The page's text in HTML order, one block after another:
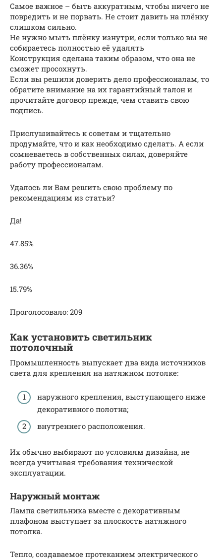
Самое важное – быть аккуратным, чтобы ничего не
повредить и не порвать. Не стоит давить на плёнку
слишком сильно.
Не нужно мыть плёнку изнутри, если только вы не
собираетесь полностью её удалять
Конструкция сделана таким образом, что она не
сможет просохнуть.
Если вы решили доверить дело профессионалам, то
обратите внимание на их гарантийный талон и
прочитайте договор прежде, чем ставить свою
подпись.
Прислушивайтесь к советам и тщательно
продумайте, что и как необходимо сделать. А если
сомневаетесь в собственных силах, доверяйте
работу профессионалам.
Удалось ли Вам решить свою проблему по
рекомендациям из статьи?
Да!
47.85%
36.36%
15.79%
Проголосовало: 209
Как установить светильник
потолочный
Промышленность выпускает два вида источников
света для крепления на натяжном потолке:
наружного крепления, выступающего ниже
декоративного полотна;
внутреннего расположения.
Их обычно выбирают по условиям дизайна, не
всегда учитывая требования технической
эксплуатации.
Наружный монтаж
Лампа светильника вместе с декоративным
плафоном выступает за плоскость натяжного
потолка.
Тепло, создаваемое протеканием электрического